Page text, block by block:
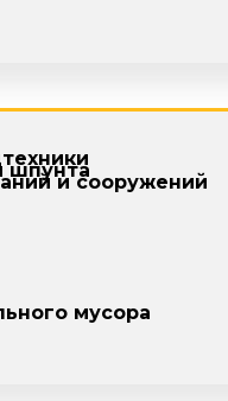
шпунта
и сооружений
мусора